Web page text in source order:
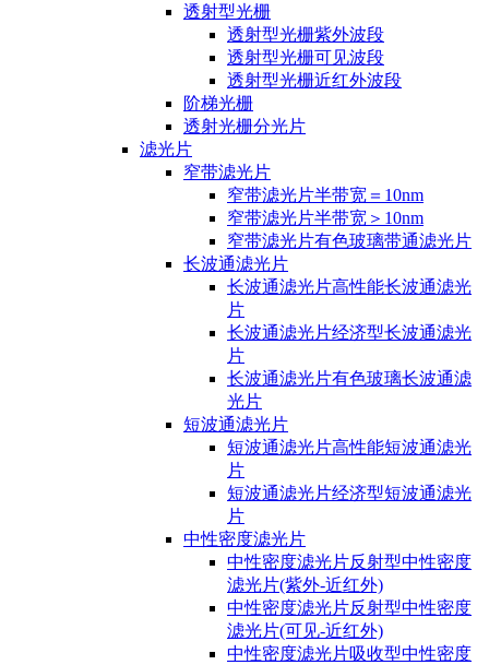
透射型光栅
透射型光栅紫外波段
透射型光栅可见波段
透射型光栅近红外波段
阶梯光栅
透射光栅分光片
滤光片
窄带滤光片
窄带滤光片半带宽＝10nm
窄带滤光片半带宽＞10nm
窄带滤光片有色玻璃带通滤光片
长波通滤光片
长波通滤光片高性能长波通滤光
片
长波通滤光片经济型长波通滤光
片
长波通滤光片有色玻璃长波通滤
光片
短波通滤光片
短波通滤光片高性能短波通滤光
片
短波通滤光片经济型短波通滤光
片
中性密度滤光片
中性密度滤光片反射型中性密度
滤光片(紫外-近红外)
中性密度滤光片反射型中性密度
滤光片(可见-近红外)
中性密度滤光片吸收型中性密度